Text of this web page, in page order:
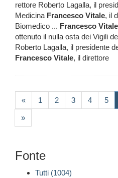
rettore Roberto Lagalla, il
Medicina Francesco Vitale, il
Biomedico ... Francesco Vitale
ottenuto il nulla osta dei Vigili
Roberto Lagalla, il presidente
Francesco Vitale, il direttore
« 1 2 3 4 5
»
Fonte
Tutti (1004)